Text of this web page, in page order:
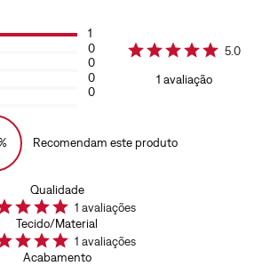
1
0
0
0
0
5.0
1 avaliação
Recomendam este produto
Qualidade
1 avaliações
Tecido/Material
1 avaliações
Acabamento